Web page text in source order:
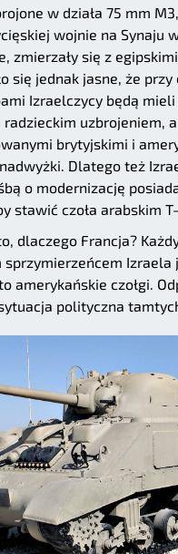
w działa 75 mm
wojnie na Synaju
zmierzały się z
się jednak jasne, że
Izraelczycy będą
uzbrojeniem,
brytyjskimi i
Dlatego też
o modernizację
stawić czoła arabskim
dlaczego Francja?
sprzymierzeńcem Izraela
amerykańskie czołgi.
polityczna